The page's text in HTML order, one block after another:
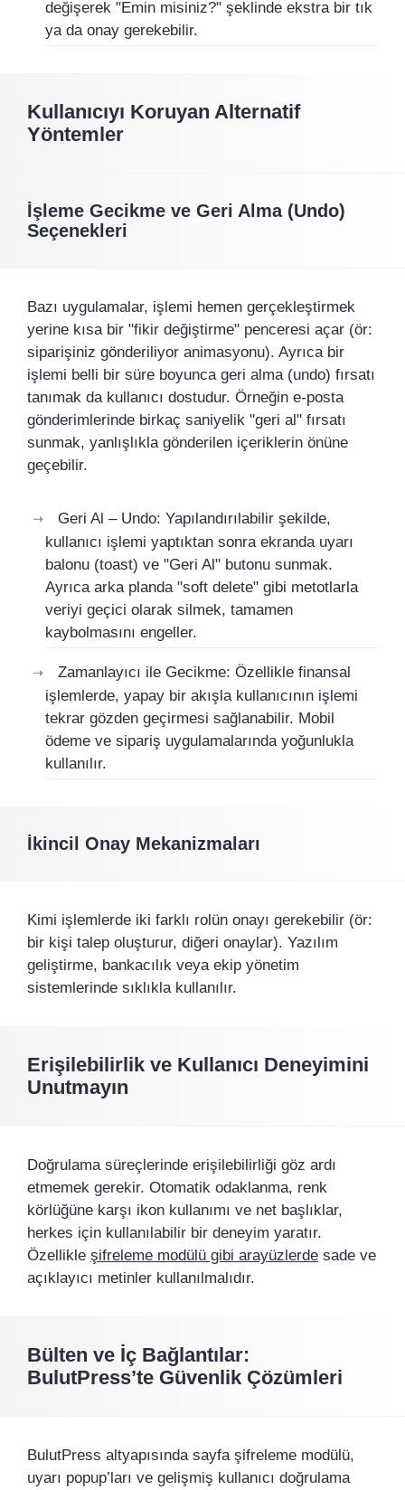
değişerek "Emin misiniz?" şeklinde ekstra bir tık
ya da onay gerekebilir.
Kullanıcıyı Koruyan Alternatif
Yöntemler
İşleme Gecikme ve Geri Alma (Undo)
Seçenekleri
Bazı uygulamalar, işlemi hemen gerçekleştirmek
yerine kısa bir "fikir değiştirme" penceresi açar (ör:
siparişiniz gönderiliyor animasyonu). Ayrıca bir
işlemi belli bir süre boyunca geri alma (undo) fırsatı
tanımak da kullanıcı dostudur. Örneğin e-posta
gönderimlerinde birkaç saniyelik "geri al" fırsatı
sunmak, yanlışlıkla gönderilen içeriklerin önüne
geçebilir.
Geri Al – Undo: Yapılandırılabilir şekilde,
kullanıcı işlemi yaptıktan sonra ekranda uyarı
balonu (toast) ve "Geri Al" butonu sunmak.
Ayrıca arka planda "soft delete" gibi metotlarla
veriyi geçici olarak silmek, tamamen
kaybolmasını engeller.
Zamanlayıcı ile Gecikme: Özellikle finansal
işlemlerde, yapay bir akışla kullanıcının işlemi
tekrar gözden geçirmesi sağlanabilir. Mobil
ödeme ve sipariş uygulamalarında yoğunlukla
kullanılır.
İkincil Onay Mekanizmaları
Kimi işlemlerde iki farklı rolün onayı gerekebilir (ör:
bir kişi talep oluşturur, diğeri onaylar). Yazılım
geliştirme, bankacılık veya ekip yönetim
sistemlerinde sıklıkla kullanılır.
Erişilebilirlik ve Kullanıcı Deneyimini
Unutmayın
Doğrulama süreçlerinde erişilebilirliği göz ardı
etmemek gerekir. Otomatik odaklanma, renk
körlüğüne karşı ikon kullanımı ve net başlıklar,
herkes için kullanılabilir bir deneyim yaratır.
Özellikle şifreleme modülü gibi arayüzlerde sade ve
açıklayıcı metinler kullanılmalıdır.
Bülten ve İç Bağlantılar:
BulutPress’te Güvenlik Çözümleri
BulutPress altyapısında sayfa şifreleme modülü,
uyarı popup’ları ve gelişmiş kullanıcı doğrulama